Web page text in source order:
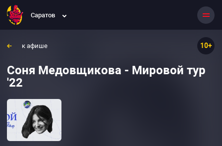
Саратов
к афише 10+
Соня Медовщикова - Мировой тур
'22